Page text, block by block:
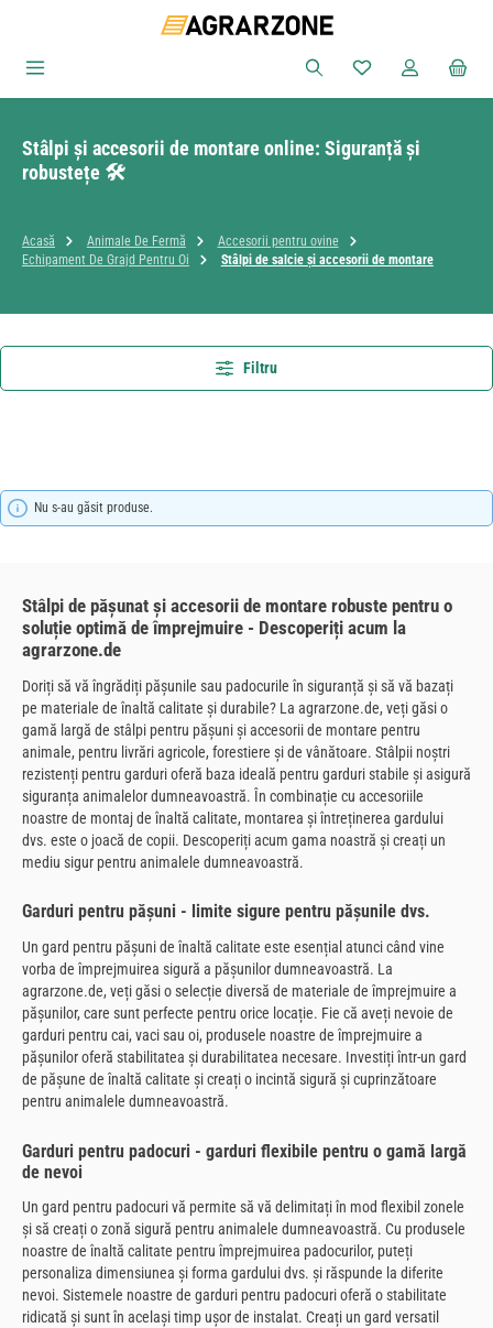
Sari la conținutul principal
Aveți 0 articole
Stâlpi și accesorii de montare online: Siguranță și
robustețe 🛠️
Acasă Animale De Fermă
Accesorii pentru ovine
Echipament De Grajd Pentru Oi
Stâlpi de salcie și accesorii de montare
Filtru
Nu s-au găsit produse.
Stâlpi de pășunat și accesorii de montare robuste pentru o
soluție optimă de împrejmuire - Descoperiți acum la
agrarzone.de
Doriți să vă îngrădiți pășunile sau padocurile în siguranță și să vă bazați
pe materiale de înaltă calitate și durabile? La agrarzone.de, veți găsi o
gamă largă de stâlpi pentru pășuni și accesorii de montare pentru
animale, pentru livrări agricole, forestiere și de vânătoare. Stâlpii noștri
rezistenți pentru garduri oferă baza ideală pentru garduri stabile și asigură
siguranța animalelor dumneavoastră. În combinație cu accesoriile
noastre de montaj de înaltă calitate, montarea și întreținerea gardului
dvs. este o joacă de copii. Descoperiți acum gama noastră și creați un
mediu sigur pentru animalele dumneavoastră.
Garduri pentru pășuni - limite sigure pentru pășunile dvs.
Un gard pentru pășuni de înaltă calitate este esențial atunci când vine
vorba de împrejmuirea sigură a pășunilor dumneavoastră. La
agrarzone.de, veți găsi o selecție diversă de materiale de împrejmuire a
pășunilor, care sunt perfecte pentru orice locație. Fie că aveți nevoie de
garduri pentru cai, vaci sau oi, produsele noastre de împrejmuire a
pășunilor oferă stabilitatea și durabilitatea necesare. Investiți într-un gard
de pășune de înaltă calitate și creați o incintă sigură și cuprinzătoare
pentru animalele dumneavoastră.
Garduri pentru padocuri - garduri flexibile pentru o gamă largă
de nevoi
Un gard pentru padocuri vă permite să vă delimitați în mod flexibil zonele
și să creați o zonă sigură pentru animalele dumneavoastră. Cu produsele
noastre de înaltă calitate pentru împrejmuirea padocurilor, puteți
personaliza dimensiunea și forma gardului dvs. și răspunde la diferite
nevoi. Sistemele noastre de garduri pentru padocuri oferă o stabilitate
ridicată și sunt în același timp ușor de instalat. Creați un gard versatil